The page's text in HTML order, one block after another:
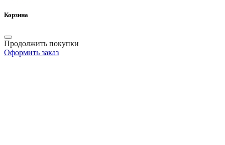
Корзина
Продолжить покупки
Оформить заказ